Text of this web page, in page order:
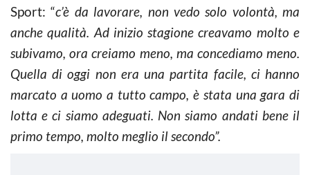
Sport: “c’è da lavorare, non vedo solo volontà, ma
anche qualità. Ad inizio stagione creavamo molto e
subivamo, ora creiamo meno, ma concediamo meno.
Quella di oggi non era una partita facile, ci hanno
marcato a uomo a tutto campo, è stata una gara di
lotta e ci siamo adeguati. Non siamo andati bene il
primo tempo, molto meglio il secondo”.